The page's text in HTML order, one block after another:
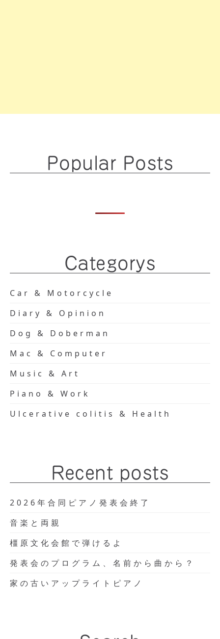
Popular Posts
Categorys
Car & Motorcycle
Diary & Opinion
Dog & Doberman
Mac & Computer
Music & Art
Piano & Work
Ulcerative colitis & Health
Recent posts
2026年合同ピアノ発表会終了
音楽と両親
橿原文化会館で弾けるよ
発表会のプログラム、名前から曲から？
家の古いアップライトピアノ